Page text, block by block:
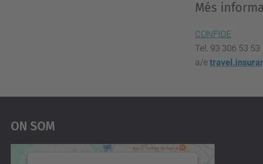
Més
CONFIDE
Tel. 93 306 53 53
a/e
On Som